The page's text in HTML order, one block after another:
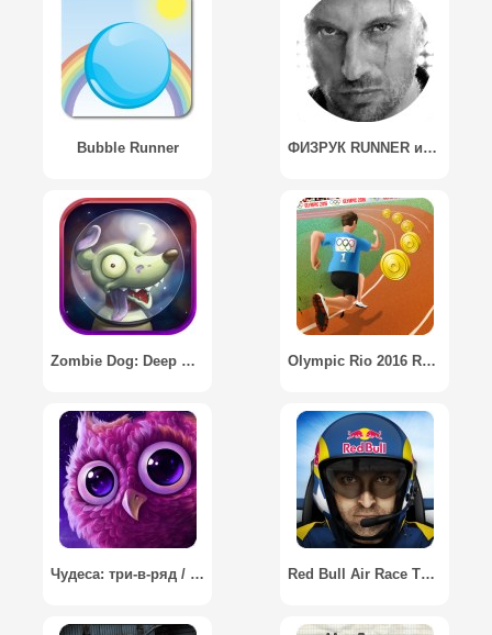
Bubble Runner ФИЗРУК RUNNER игра
Zombie Dog: Deep Space Runner Olympic Rio 2016 Runner / Олимпиада Рио 2016 Runner
Чудеса: три-в-ряд / Miracle Match 3 Red Bull Air Race The Game